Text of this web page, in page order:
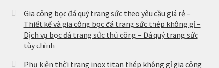
Gia công bọc đá quý trang sức theo yêu cầu giá rẻ –
Thiết kế và gia công bọc đá trang sức thép không gỉ –
Dịch vụ bọc đá trang sức thủ công – Đá quý trang sức
tùy chỉnh
Phụ kiện thời trang inox titan thép không gỉ gia công